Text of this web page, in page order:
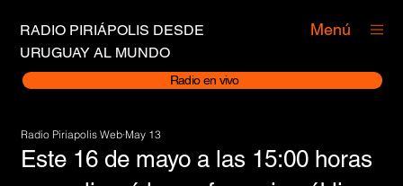
RADIO PIRIÁPOLIS DESDE
URUGUAY AL MUNDO
Radio en vivo
Menú
Este 16 de mayo a las 15:00 horas
Radio Piriapolis Web May 13